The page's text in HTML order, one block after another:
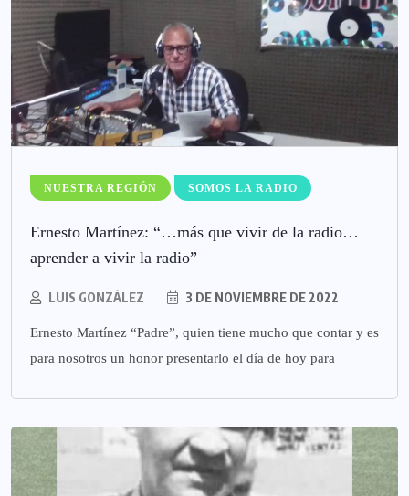
NUESTRA REGIÓN SOMOS LA RADIO
Ernesto Martínez: “…más que vivir de la radio…
aprender a vivir la radio”
LUIS GONZÁLEZ 3 DE NOVIEMBRE DE 2022
Ernesto Martínez “Padre”, quien tiene mucho que contar y es
para nosotros un honor presentarlo el día de hoy para